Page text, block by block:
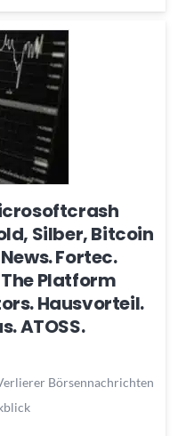
Silber, Bitcoin
Fortec.
Platform
Hausvorteil.
ATOSS.
Börsennachrichten